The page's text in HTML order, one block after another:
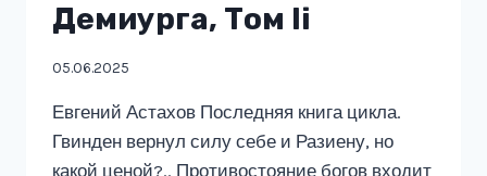
Демиурга, Том Ii
05.06.2025
Евгений Астахов Последняя книга цикла.
Гвинден вернул силу себе и Разиену, но
какой ценой?.. Противостояние богов входит